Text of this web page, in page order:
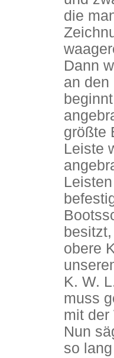
die
Dann
an den
größte
Leiste
obere
K. W.
muss
mit der
Nun
so